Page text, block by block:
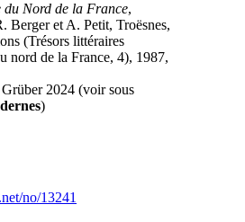
du Nord de la France,
Berger et A. Petit, Troësnes,
(Trésors littéraires
nord de la France, 4), 1987,
2024 (voir sous
)
no/13241